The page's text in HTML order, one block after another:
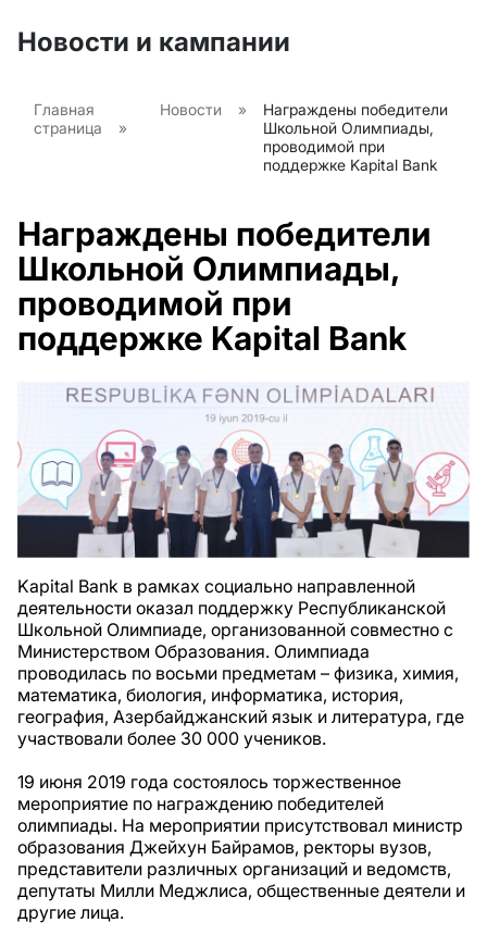
Новости и кампании
Главная
страница
»
Новости »
Награждены победители
Школьной Олимпиады,
проводимой при
поддержке Kapital Bank
Награждены победители
Школьной Олимпиады,
проводимой при
поддержке Kapital Bank
Kapital Bank в рамках социально направленной
деятельности оказал поддержку Республиканской
Школьной Олимпиаде, организованной совместно с
Министерством Образования. Олимпиада
проводилась по восьми предметам – физика, химия,
математика, биология, информатика, история,
география, Азербайджанский язык и литература, где
участвовали более 30 000 учеников.
19 июня 2019 года состоялось торжественное
мероприятие по награждению победителей
олимпиады. На мероприятии присутствовал министр
образования Джейхун Байрамов, ректоры вузов,
представители различных организаций и ведомств,
депутаты Милли Меджлиса, общественные деятели и
другие лица.